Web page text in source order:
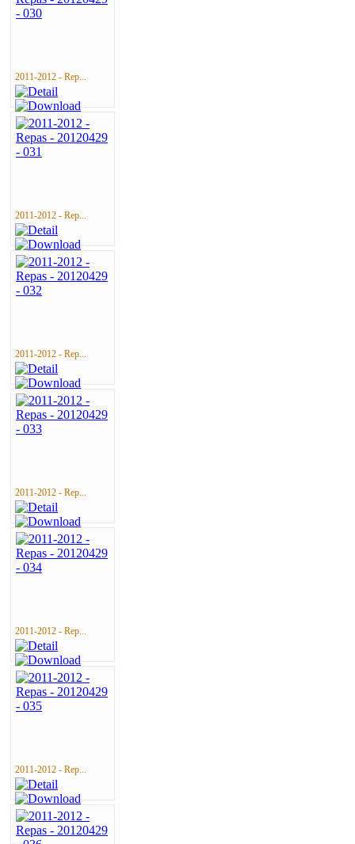
2011-2012 - Rep...
2011-2012 - Rep...
2011-2012 - Rep...
2011-2012 - Rep...
2011-2012 - Rep...
2011-2012 - Rep...